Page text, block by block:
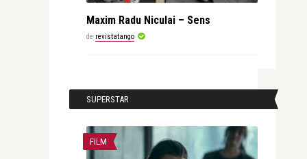
Maxim Radu Niculai – Sens
de revistatango
SUPERSTAR
FILM